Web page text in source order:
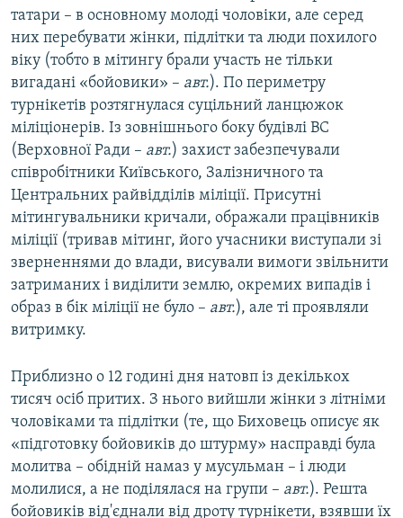
татари – в основному молоді чоловіки, але серед
них перебувати жінки, підлітки та люди похилого
віку (тобто в мітингу брали участь не тільки
вигадані «бойовики» – авт.). По периметру
турнікетів розтягнулася суцільний ланцюжок
міліціонерів. Із зовнішнього боку будівлі ВС
(Верховної Ради – авт.) захист забезпечували
співробітники Київського, Залізничного та
Центральних райвідділів міліції. Присутні
мітингувальники кричали, ображали працівників
міліції (тривав мітинг, його учасники виступали зі
зверненнями до влади, висували вимоги звільнити
затриманих і виділити землю, окремих випадів і
образ в бік міліції не було – авт.), але ті проявляли
витримку.
Приблизно о 12 годині дня натовп із декількох
тисяч осіб притих. З нього вийшли жінки з літніми
чоловіками та підлітки (те, що Биховець описує як
«підготовку бойовиків до штурму» насправді була
молитва – обідній намаз у мусульман – і люди
молилися, а не поділялася на групи – авт.). Решта
бойовиків від'єднали від дроту турнікети, взявши їх